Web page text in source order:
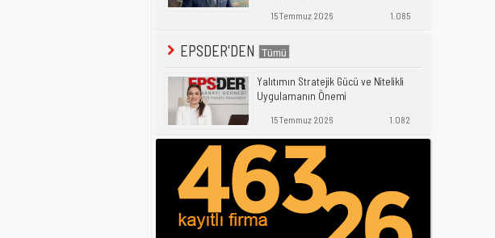
15 Temmuz 2026 1.085
EPSDER'DEN
Yalıtımın Stratejik Gücü ve Nitelikli
Uygulamanın Önemi
15 Temmuz 2026 1.082